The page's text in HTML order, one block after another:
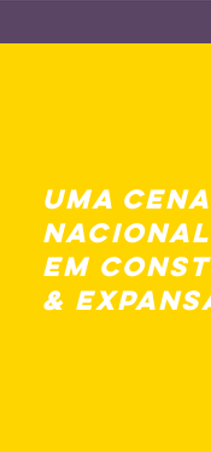
uma CENA
nacional
EM
&